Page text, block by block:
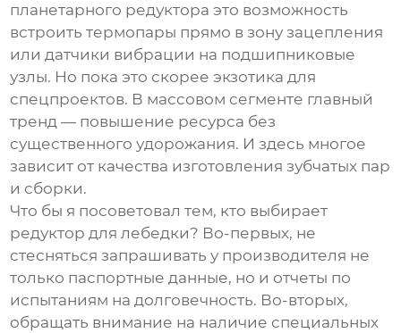
планетарного редуктора это возможность
встроить термопары прямо в зону зацепления
или датчики вибрации на подшипниковые
узлы. Но пока это скорее экзотика для
спецпроектов. В массовом сегменте главный
тренд — повышение ресурса без
существенного удорожания. И здесь многое
зависит от качества изготовления зубчатых пар
и сборки.
Что бы я посоветовал тем, кто выбирает
редуктор для лебедки? Во-первых, не
стесняться запрашивать у производителя не
только паспортные данные, но и отчеты по
испытаниям на долговечность. Во-вторых,
обращать внимание на наличие специальных